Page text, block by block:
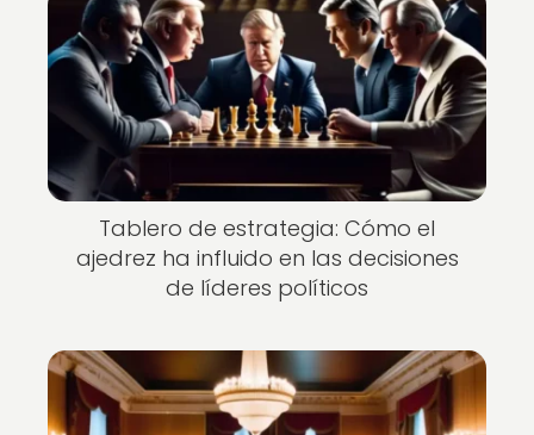
Tablero de estrategia: Cómo el
ajedrez ha influido en las decisiones
de líderes políticos